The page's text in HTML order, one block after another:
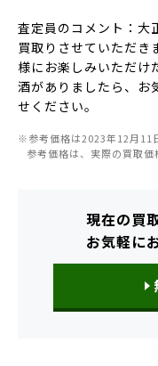
査定員のコメント：大
買取りさせていただき
様にお楽しみいただけ
酒がありましたら、お
せください。
※参考価格は2023年12月11
参考価格は、実際の買取価
現在の買
お気軽に